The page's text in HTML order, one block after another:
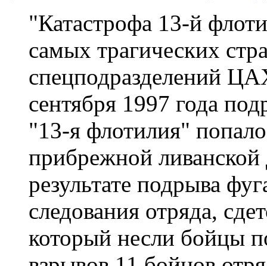
"Катастрофа 13-й
самых трагических
спецподразделений
сентября 1997 года
"13-я флотилия"
прибрежной
результате подрыва
следования отряда,
который несли бойцы